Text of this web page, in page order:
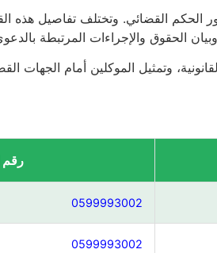
الحكم القضائي. وتختلف تفاصيل
الحقوق والإجراءات المرتبطة
وتمثيل الموكلين أمام الجهات
رقم
0599993002
0599993002